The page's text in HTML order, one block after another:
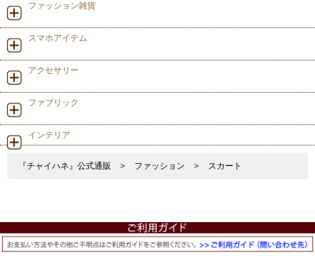
ファッション雑貨
スマホアイテム
アクセサリー
ファブリック
インテリア
『チャイハネ』公式通販 > ファッション > スカート